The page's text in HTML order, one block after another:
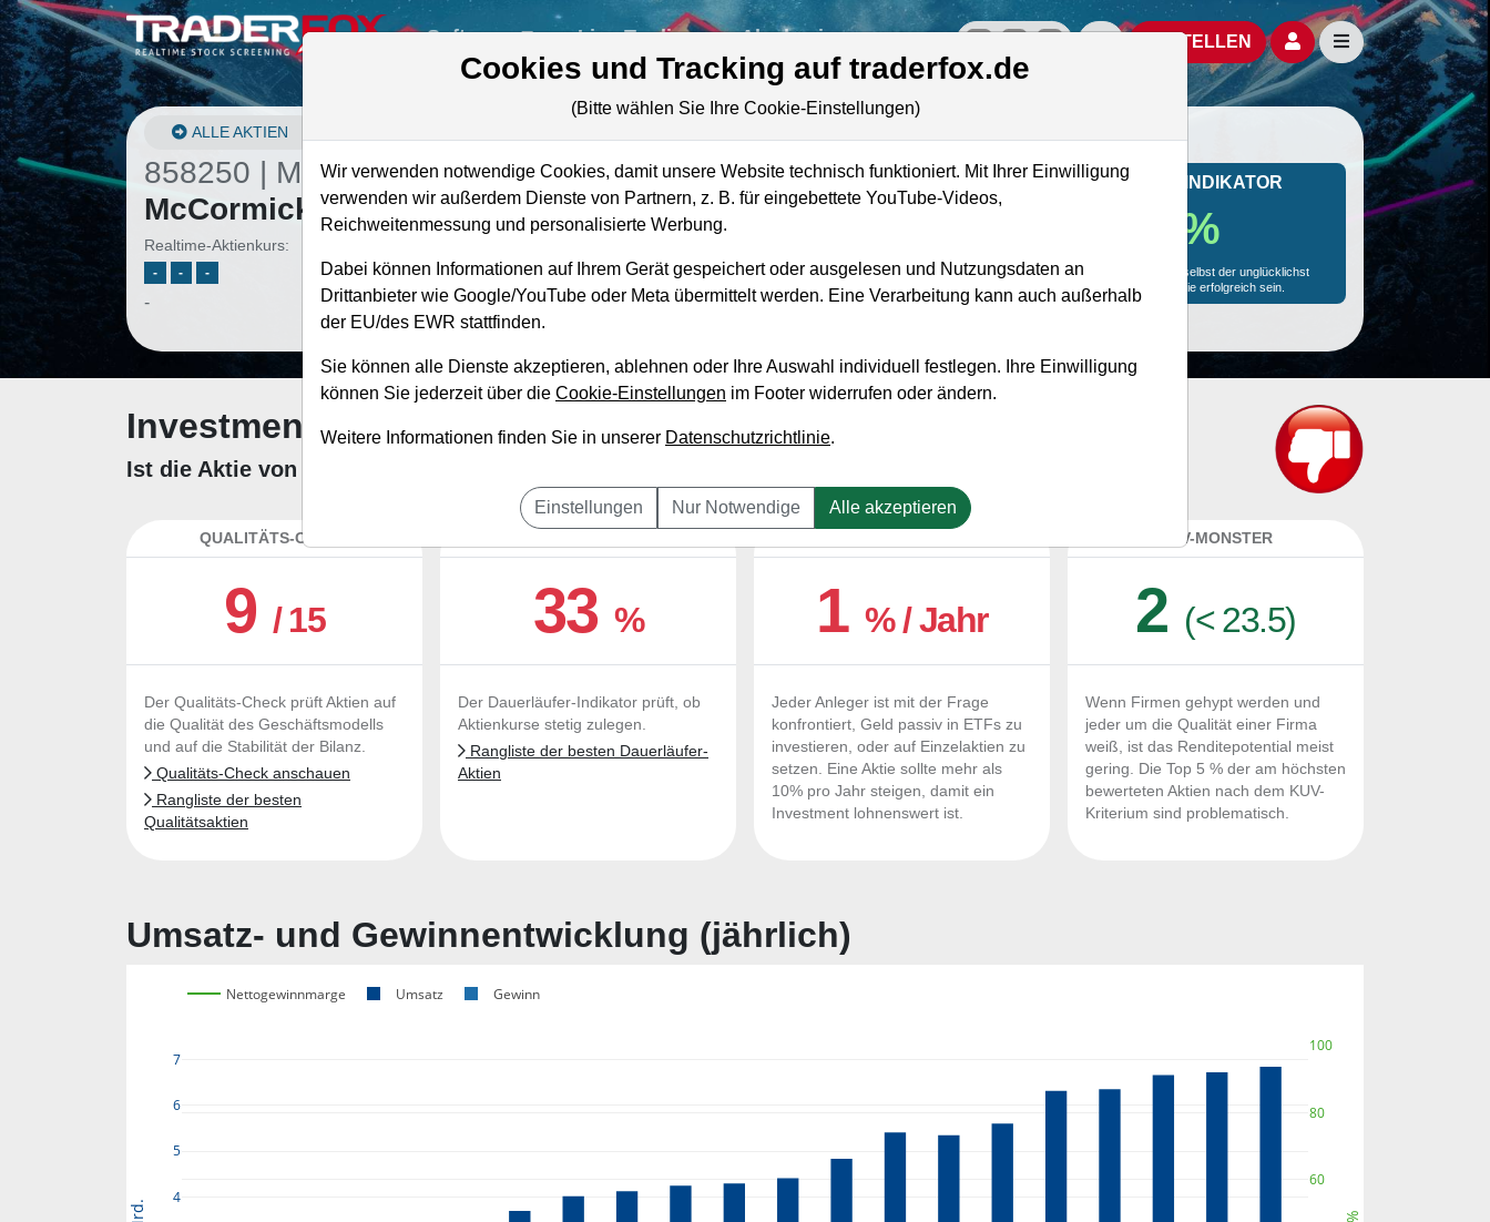
Software Live-Trading Akademie offizielle Social Media-AccountsAktien- und Artikelsuche öffnen
BESTELLEN Seitennavigation
ALLE AKTIEN
858250 | MKC–
McCormick Aktie
Realtime-Aktienkurs:
- - -
-
Marktkapitalisierung 14,14 Mrd. USD
Unternehmenswert
Umsatz 6,84 Mrd. USD
MONKEY-TRADER INDIKATOR
19.9 %
Mit 19.9 % Wahrscheinlichkeit wird selbst der unglücklichst
agierende Trader mit dieser Aktie erfolgreich sein.
Investment-Check: Kaufempfehlung?
Ist die Aktie von McCormick zum Kaufen und Liegenlassen geeignet?
QUALITÄTS-CHECK
9 / 15
Der Qualitäts-Check prüft Aktien auf
die Qualität des Geschäftsmodells
und auf die Stabilität der Bilanz.
Qualitäts-Check anschauen
Rangliste der besten
Qualitätsaktien
33 %
Der Dauerläufer-Indikator prüft, ob
Aktienkurse stetig zulegen.
Rangliste der besten Dauerläufer-
Aktien
1% / Jahr
Jeder Anleger ist mit der Frage
konfrontiert, Geld passiv in ETFs zu
investieren, oder auf Einzelaktien zu
setzen. Eine Aktie sollte mehr als
10% pro Jahr steigen, damit ein
Investment lohnenswert ist.
KUV-MONSTER
2 (< 23.5)
Wenn Firmen gehypt werden und
jeder um die Qualität einer Firma
weiß, ist das Renditepotential meist
gering. Die Top 5 % der am höchsten
bewerteten Aktien nach dem KUV-
Kriterium sind problematisch.
Umsatz- und Gewinnentwicklung (jährlich)
4
5
6
7
60
80
100
Nettogewinnmarge Umsatz Gewinn
%
Cookies und Tracking auf traderfox.de
(Bitte wählen Sie Ihre Cookie-Einstellungen)
Wir verwenden notwendige Cookies, damit unsere Website technisch funktioniert. Mit Ihrer Einwilligung
verwenden wir außerdem Dienste von Partnern, z. B. für eingebettete YouTube-Videos,
Reichweitenmessung und personalisierte Werbung.
Dabei können Informationen auf Ihrem Gerät gespeichert oder ausgelesen und Nutzungsdaten an
Drittanbieter wie Google/YouTube oder Meta übermittelt werden. Eine Verarbeitung kann auch außerhalb
der EU/des EWR stattfinden.
Sie können alle Dienste akzeptieren, ablehnen oder Ihre Auswahl individuell festlegen. Ihre Einwilligung
können Sie jederzeit über die Cookie-Einstellungen im Footer widerrufen oder ändern.
Weitere Informationen finden Sie in unserer Datenschutzrichtlinie.
Einstellungen Nur Notwendige Alle akzeptieren